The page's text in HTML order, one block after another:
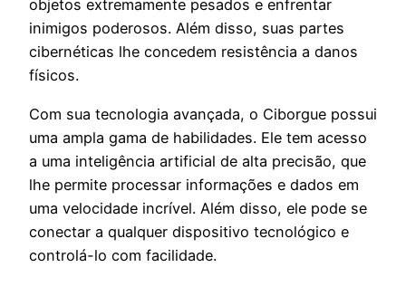
objetos extremamente pesados ​​e enfrentar
inimigos poderosos. Além disso, suas partes
cibernéticas lhe concedem resistência a danos
físicos.
Com sua tecnologia avançada, o Ciborgue possui
uma ampla gama de habilidades. Ele tem acesso
a uma inteligência artificial de alta precisão, que
lhe permite processar informações e dados em
uma velocidade incrível. Além disso, ele pode se
conectar a qualquer dispositivo tecnológico e
controlá-lo com facilidade.